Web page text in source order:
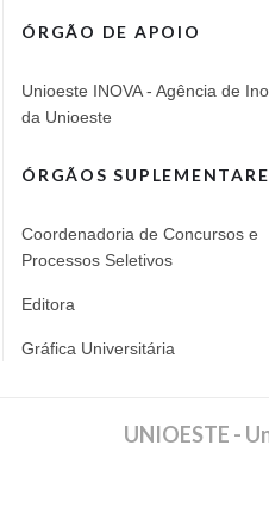
ÓRGÃO DE APOIO
Unioeste INOVA - Agência de
da Unioeste
ÓRGÃOS
Coordenadoria de Concursos e
Processos Seletivos
Editora
Gráfica Universitária
UNIOESTE -